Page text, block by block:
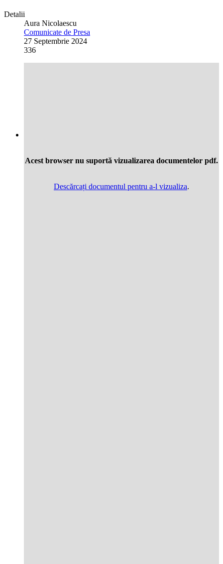
Detalii
Aura Nicolaescu
Comunicate de Presa
27 Septembrie 2024
336
Acest browser nu suportă vizualizarea documentelor pdf.
Descărcați documentul pentru a-l vizualiza.